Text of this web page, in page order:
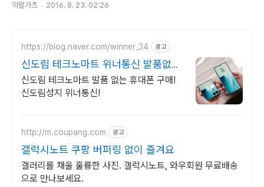
악랄가츠 2016. 8. 23. 02:26
https://blog.naver.com/winner_34 광고
신도림 테크노마트 위너통신 발품없는
신도림 핸드폰성지!
신도림 테크노마트 발품 없는 휴대폰 구매!
신도림성지 위너통신!
http://m.coupang.com 광고
갤럭시노트 쿠팡 버퍼링 없이 즐겨요
갤러리를 채울 훌륭한 사진. 갤럭시노트, 와우회원 무료배송
으로 만나보세요.